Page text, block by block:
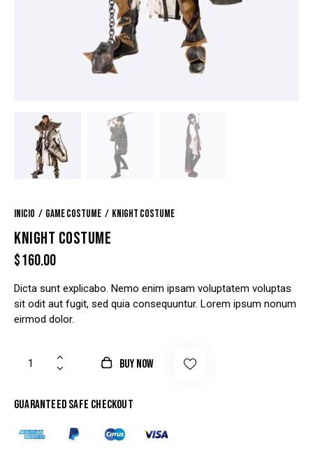
Inicio Game Costume Knight costume
KNIGHT COSTUME
$160.00
Dicta sunt explicabo. Nemo enim ipsam voluptatem voluptas
sit odit aut fugit, sed quia consequuntur. Lorem ipsum nonum
eirmod dolor.
BUY NOW
Guaranteed safe checkout